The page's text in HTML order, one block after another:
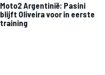
Moto2 Argentinië: Pasini
blijft Oliveira voor in eerste
training